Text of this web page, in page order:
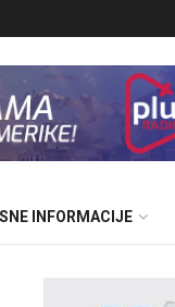
INFORMACIJE